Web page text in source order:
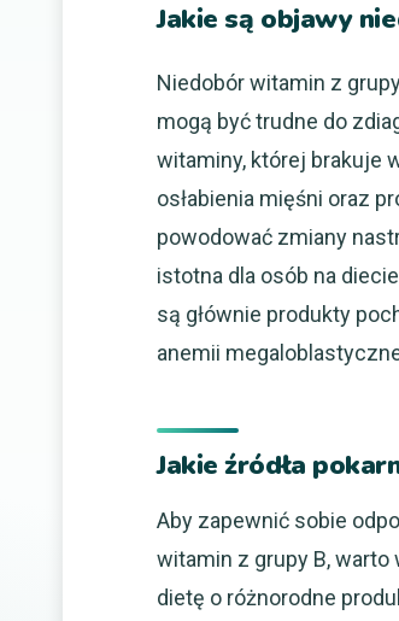
Jakie są objawy
Niedobór witamin z
mogą być trudne do
witaminy, której brakuje
osłabienia mięśni oraz
powodować zmiany
istotna dla osób na
są głównie produkty
anemii
Jakie źródła
Aby zapewnić sobie
witamin z grupy B,
dietę o różnorodne